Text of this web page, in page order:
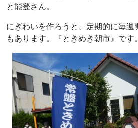
と能登さん。
にぎわいを作ろうと、定期的に毎週
もあります。『ときめき朝市』です。